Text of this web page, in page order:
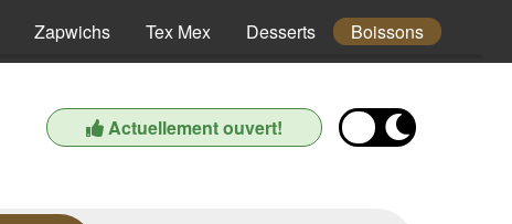
Zapwichs Tex Mex Desserts Boissons
Actuellement ouvert!